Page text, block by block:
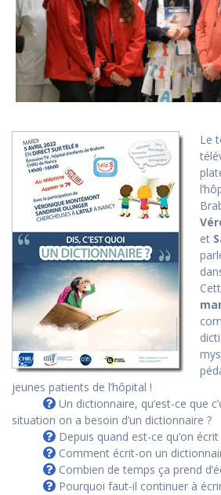
Le
et
jeunes patients de l’hôpital !
Un dictionnaire, qu’est-ce que
situation on a besoin d’un dictionnaire ?
Depuis quand est-ce qu’on
Comment écrit-on un
Combien de temps ça prend
Pourquoi faut-il continuer à